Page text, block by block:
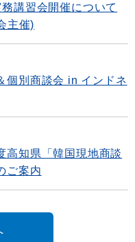
講習会開催について
主催)
個別商談会 in インドネ
高知県「韓国現地商談
ご案内